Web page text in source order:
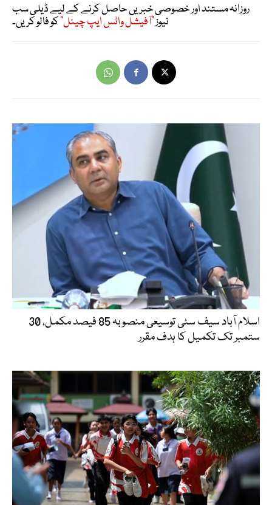
روزانہ مستند اور خصوصی خبریں حاصل کرنے کے لیے ڈیلی سب
نیوز"آفیشل واٹس ایپ چینل"کو فالو کریں۔
اسلام آباد سیف سٹی توسیعی منصوبہ 85 فیصد مکمل، 30
ستمبر تک تکمیل کا ہدف مقرر